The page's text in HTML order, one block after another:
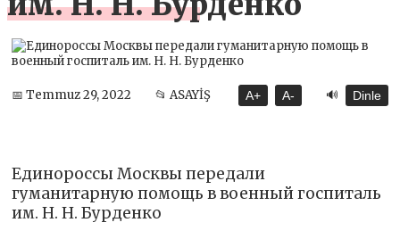
📅 Temmuz 29, 2022 📂 ASAYİŞ A+ A- 🔊 Dinle
Единороссы Москвы передали
гуманитарную помощь в военный госпиталь
им. Н. Н. Бурденко